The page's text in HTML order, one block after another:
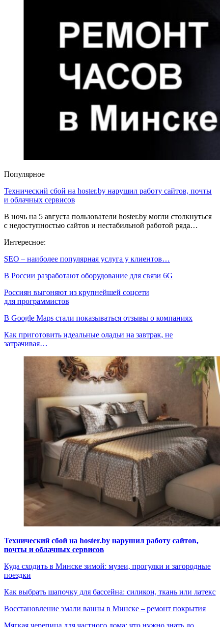
Популярное
Технический сбой на hoster.by нарушил работу сайтов, почты
и облачных сервисов
В ночь на 5 августа пользователи hoster.by могли столкнуться
с недоступностью сайтов и нестабильной работой ряда…
Интересное:
SEO – наиболее популярная услуга у клиентов…
В России разработают оборудование для связи 6G
Россиян выгоняют из крупнейшей соцсети
для программистов
В Google Maps стали показываться отзывы о компаниях
Как приготовить идеальные оладьи на завтрак, не
затрачивая…
Технический сбой на hoster.by нарушил работу сайтов,
почты и облачных сервисов
Куда сходить в Минске зимой: музеи, прогулки и загородные
поездки
Как выбрать шапочку для бассейна: силикон, ткань или латекс
Восстановление эмали ванны в Минске – ремонт покрытия
Мягкая черепица для частного дома: что нужно знать до